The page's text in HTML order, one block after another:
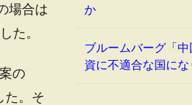
場合は
た。
の
た。そ
か
ブルームバーグ「
資に不適合な国にな